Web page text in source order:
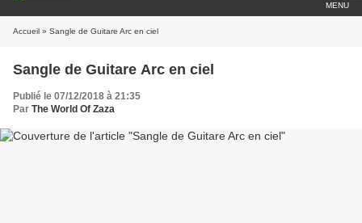
MENU
Accueil » Sangle de Guitare Arc en ciel
Sangle de Guitare Arc en ciel
Publié le 07/12/2018 à 21:35
Par The World Of Zaza